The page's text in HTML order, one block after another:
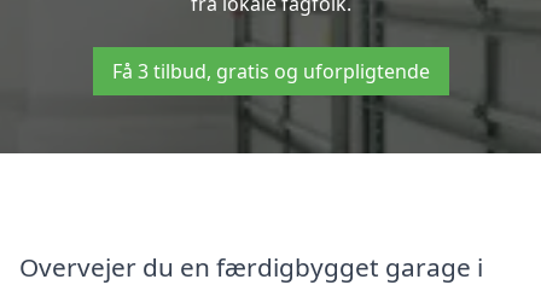
Få 3 tilbud, gratis og uforpligtende
Overvejer du en færdigbygget garage i